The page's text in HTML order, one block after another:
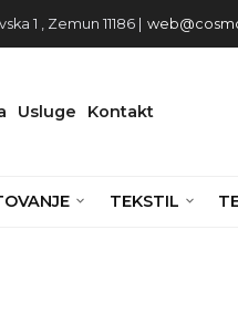
1 , Zemun 11186 |
Usluge Kontakt
TEKSTIL